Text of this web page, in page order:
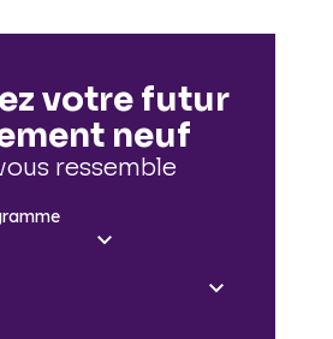
votre futur
neuf
ressemble